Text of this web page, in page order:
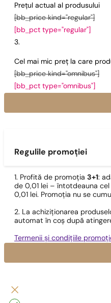
Prețul actual al produsului
[bb_price kind="regular"]
[bb_pct type="regular"]
Cel mai mic preț la care
[bb_price kind="omnibus"]
[bb_pct type="omnibus"]
Regulile promoției
1. Profită de promoția 3+1:
de 0,01 lei – întotdeauna
0,01 lei. Promoția nu se
2. La achiziționarea
automat în coș după
Termenii și condițiile